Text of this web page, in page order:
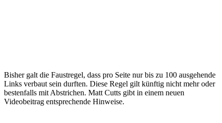
Bisher galt die Faustregel, dass pro Seite nur bis zu 100 ausgehende
Links verbaut sein durften. Diese Regel gilt künftig nicht mehr oder
bestenfalls mit Abstrichen. Matt Cutts gibt in einem neuen
Videobeitrag entsprechende Hinweise.